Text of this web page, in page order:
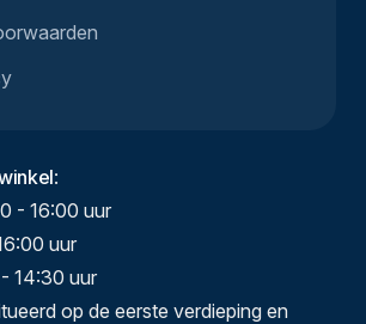
:
- 16:00 uur
uur
14:30 uur
op de eerste verdieping en